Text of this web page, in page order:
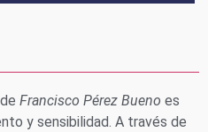
de Francisco Pérez Bueno es
y sensibilidad. A través de